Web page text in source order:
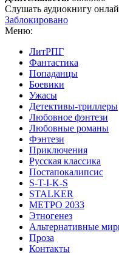
Слушать аудиокнигу
Заблокировано
Меню:
ЛитРПГ
Фантастика
Попаданцы
Боевики
Ужасы
Детективы-триллеры
Любовное фэнтези
Любовные романы
Фэнтези
Приключения
Русская классика
Постапокалипсис
S-T-I-K-S
STALKER
МЕТРО 2033
Этногенез
Альтернативные
Проза
Контакты